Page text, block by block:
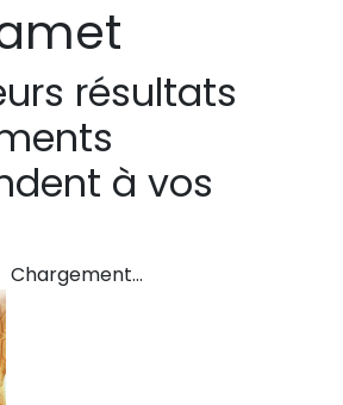
résultats
à vos
Chargement…